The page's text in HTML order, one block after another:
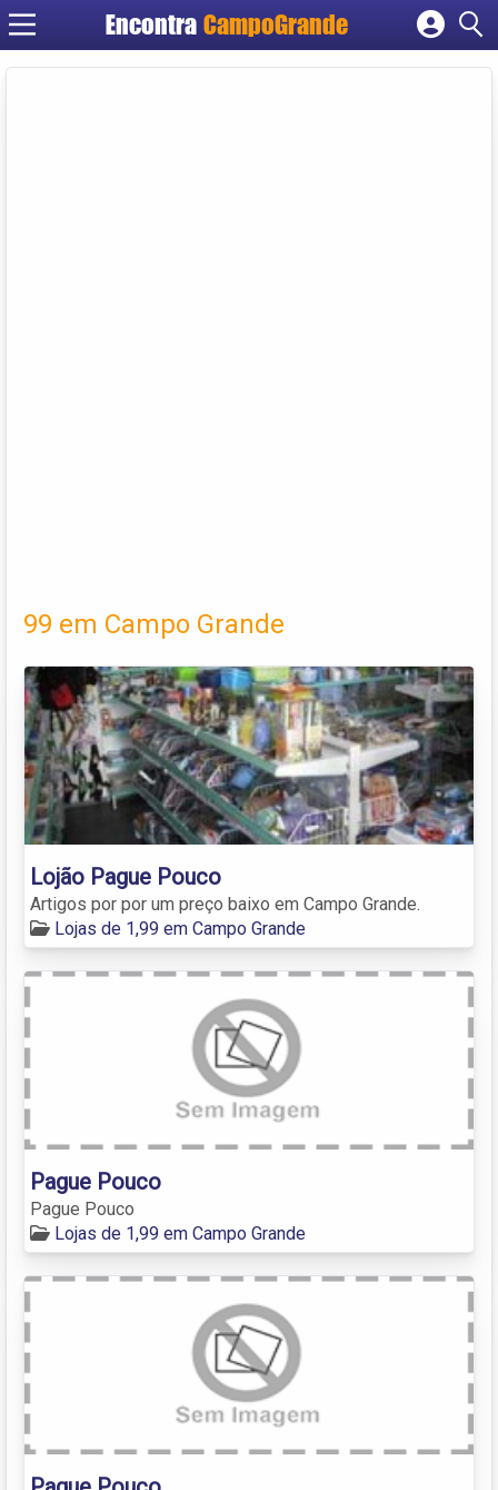
Encontra CampoGrande
Cadastrar empresa
99 em Campo Grande
Lojão Pague Pouco
Artigos por por um preço baixo em Campo Grande.
Lojas de 1,99 em Campo Grande
Pague Pouco
Pague Pouco
Lojas de 1,99 em Campo Grande